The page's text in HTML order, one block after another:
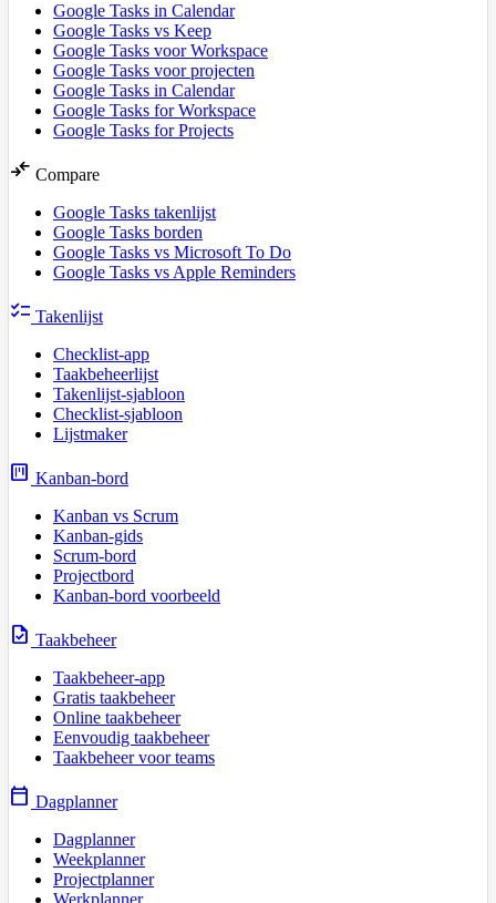
Google Tasks in Calendar
Google Tasks vs Keep
Google Tasks voor Workspace
Google Tasks voor projecten
Google Tasks in Calendar
Google Tasks for Workspace
Google Tasks for Projects
compare_arrows Compare
Google Tasks takenlijst
Google Tasks borden
Google Tasks vs Microsoft To Do
Google Tasks vs Apple Reminders
checklist Takenlijst
Checklist-app
Taakbeheerlijst
Takenlijst-sjabloon
Checklist-sjabloon
Lijstmaker
view_kanban Kanban-bord
Kanban vs Scrum
Kanban-gids
Scrum-bord
Projectbord
Kanban-bord voorbeeld
task Taakbeheer
Taakbeheer-app
Gratis taakbeheer
Online taakbeheer
Eenvoudig taakbeheer
Taakbeheer voor teams
calendar_today Dagplanner
Dagplanner
Weekplanner
Projectplanner
Werkplanner